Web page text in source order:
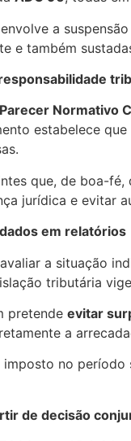
a
e também
Parecer Normativo
estabelece
que, de boa-
jurídica e evitar
em relatórios
a situação
tributária
pretende evitar
a
no período
de decisão